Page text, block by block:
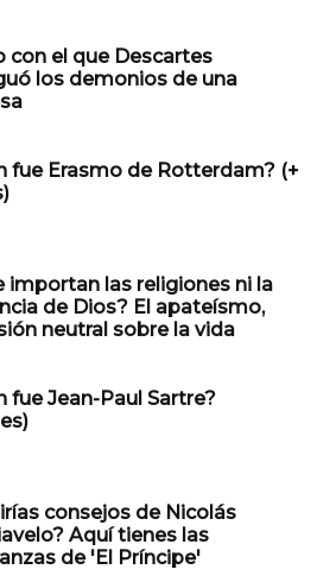
con el que Descartes
los demonios de una
fue Erasmo de Rotterdam? (+
importan las religiones ni la
de Dios? El apateísmo,
neutral sobre la vida
fue Jean-Paul Sartre?
consejos de Nicolás
Aquí tienes las
de 'El Príncipe'